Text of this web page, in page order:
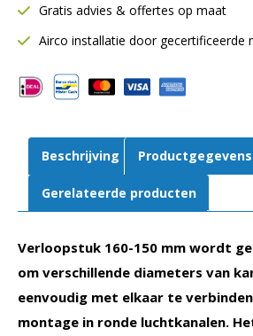
|
SAFE
Voor
spiraalbuis
Gratis advies & offertes op maat
Airco installatie door gecertificeerde
Beschrijving Productgegevens
Gerelateerde producten
Verloopstuk 160-150 mm wordt
om verschillende diameters van
eenvoudig met elkaar te
montage in ronde luchtkanalen.